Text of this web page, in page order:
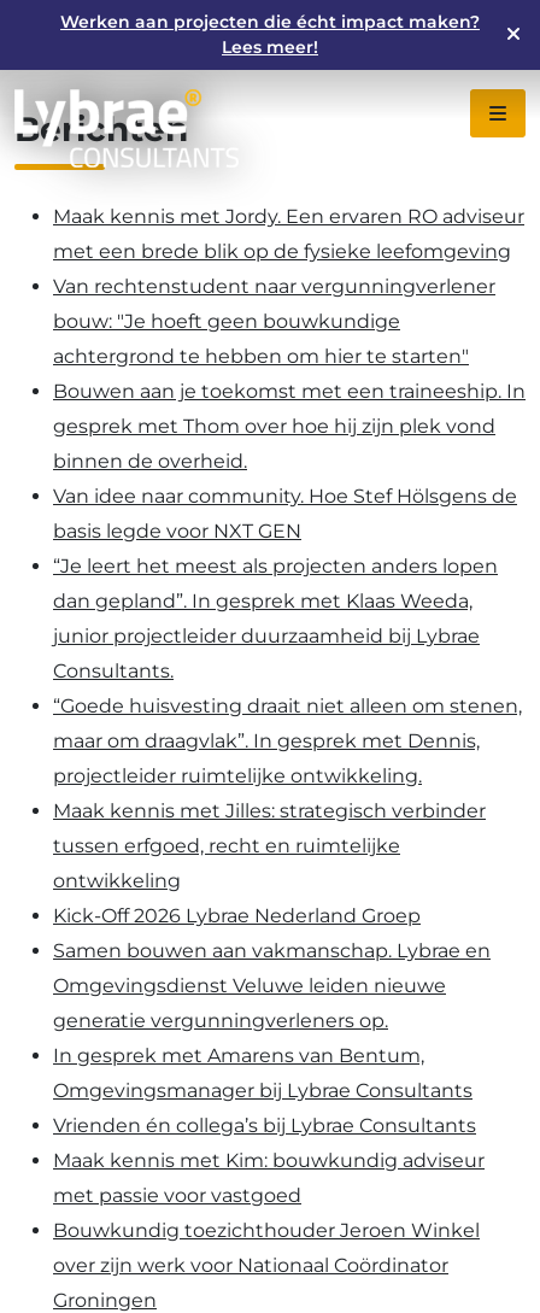
Werken aan projecten die écht impact maken?
Lees meer!
Lybrae Consultants
Berichten
Maak kennis met Jordy. Een ervaren RO adviseur
met een brede blik op de fysieke leefomgeving
Van rechtenstudent naar vergunningverlener
bouw: "Je hoeft geen bouwkundige
achtergrond te hebben om hier te starten"
Bouwen aan je toekomst met een traineeship. In
gesprek met Thom over hoe hij zijn plek vond
binnen de overheid.
Van idee naar community. Hoe Stef Hölsgens de
basis legde voor NXT GEN
“Je leert het meest als projecten anders lopen
dan gepland”. In gesprek met Klaas Weeda,
junior projectleider duurzaamheid bij Lybrae
Consultants.
“Goede huisvesting draait niet alleen om stenen,
maar om draagvlak”. In gesprek met Dennis,
projectleider ruimtelijke ontwikkeling.
Maak kennis met Jilles: strategisch verbinder
tussen erfgoed, recht en ruimtelijke
ontwikkeling
Kick-Off 2026 Lybrae Nederland Groep
Samen bouwen aan vakmanschap. Lybrae en
Omgevingsdienst Veluwe leiden nieuwe
generatie vergunningverleners op.
In gesprek met Amarens van Bentum,
Omgevingsmanager bij Lybrae Consultants
Vrienden én collega’s bij Lybrae Consultants
Maak kennis met Kim: bouwkundig adviseur
met passie voor vastgoed
Bouwkundig toezichthouder Jeroen Winkel
over zijn werk voor Nationaal Coördinator
Groningen